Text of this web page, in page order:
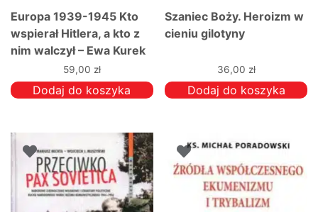
Europa 1939-1945 Kto
wspierał Hitlera, a kto z
nim walczył – Ewa Kurek
59,00 zł
Dodaj do koszyka
Szaniec Boży. Heroizm w
cieniu gilotyny
36,00 zł
Dodaj do koszyka